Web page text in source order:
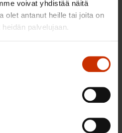
voivat yhdistää näitä
olet antanut heille tai joita on
palvelujaan.